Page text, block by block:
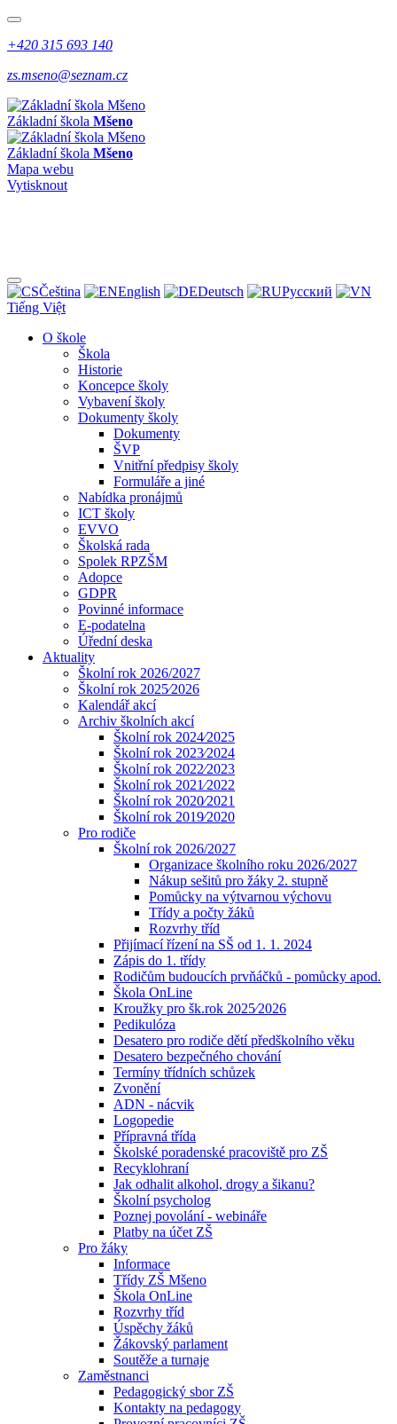
+420 315 693 140
zs.mseno@seznam.cz
Základní škola Mšeno
Základní škola Mšeno
Mapa webu
Vytisknout
Čeština English Deutsch
Pусский
Tiếng Việt
O škole
Škola
Historie
Koncepce školy
Vybavení školy
Dokumenty školy
Dokumenty
ŠVP
Vnitřní předpisy školy
Formuláře a jiné
Nabídka pronájmů
ICT školy
EVVO
Školská rada
Spolek RPZŠM
Adopce
GDPR
Povinné informace
E-podatelna
Úřední deska
Aktuality
Školní rok 2026/2027
Školní rok 2025⁄2026
Kalendář akcí
Archiv školních akcí
Školní rok 2024⁄2025
Školní rok 2023⁄2024
Školní rok 2022⁄2023
Školní rok 2021⁄2022
Školní rok 2020⁄2021
Školní rok 2019⁄2020
Pro rodiče
Školní rok 2026/2027
Organizace školního roku 2026/2027
Nákup sešitů pro žáky 2. stupně
Pomůcky na výtvarnou výchovu
Třídy a počty žáků
Rozvrhy tříd
Přijímací řízení na SŠ od 1. 1. 2024
Zápis do 1. třídy
Rodičům budoucích prvňáčků - pomůcky apod.
Škola OnLine
Kroužky pro šk.rok 2025⁄2026
Pedikulóza
Desatero pro rodiče dětí předškolního věku
Desatero bezpečného chování
Termíny třídních schůzek
Zvonění
ADN - nácvik
Logopedie
Přípravná třída
Školské poradenské pracoviště pro ZŠ
Recyklohraní
Jak odhalit alkohol, drogy a šikanu?
Školní psycholog
Poznej povolání - webináře
Platby na účet ZŠ
Pro žáky
Informace
Třídy ZŠ Mšeno
Škola OnLine
Rozvrhy tříd
Úspěchy žáků
Žákovský parlament
Soutěže a turnaje
Zaměstnanci
Pedagogický sbor ZŠ
Kontakty na pedagogy